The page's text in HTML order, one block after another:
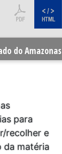
do Amazonas
para
recolher e
da matéria